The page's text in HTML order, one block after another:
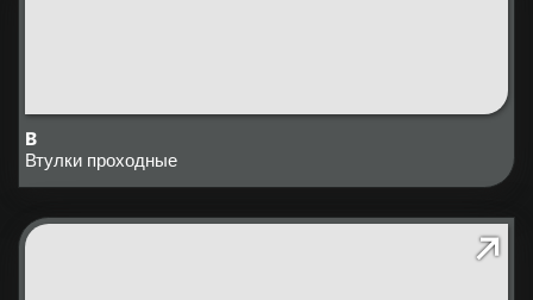
В
Втулки проходные